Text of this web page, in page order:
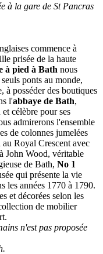
à la gare de St Pancras
commence à
prisée de la haute
à pied à Bath nous
ponts au monde,
à posséder des boutiques
l'abbaye de Bath,
célèbre pour ses
admirerons l'ensemble
de colonnes jumelées
au Royal Crescent avec
John Wood, véritable
de Bath, No 1
qui présente la vie
les années 1770 à 1790.
et décorées selon les
de mobilier
n'est pas proposée